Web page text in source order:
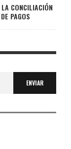
CONCILIACIÓN
PAGOS